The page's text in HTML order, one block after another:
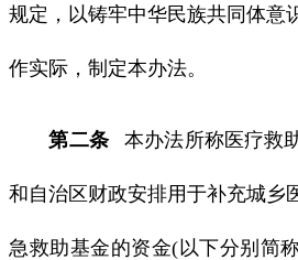
规定，以铸牢中华民族共同体意
作实际，制定本办法。
第二条本办法所称医疗救
和自治区财政安排用于补充城乡
急救助基金的资金(以下分别简